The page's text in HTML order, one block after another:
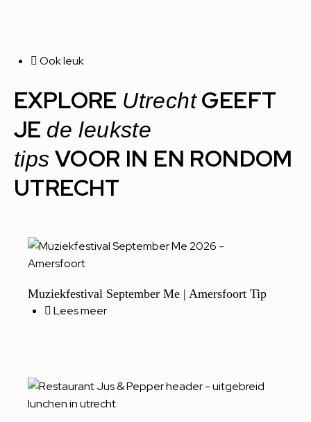
Ook leuk
EXPLORE UtrechtGEEFT
JE de leukste
tips VOOR IN EN RONDOM
UTRECHT
Muziekfestival September Me | Amersfoort Tip
Lees meer